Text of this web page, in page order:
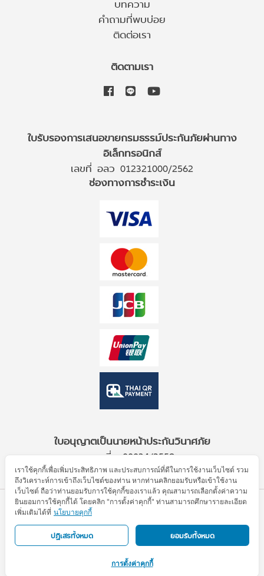
บทความ
คำถามที่พบบ่อย
ติดต่อเรา
ติดตามเรา
ใบรับรองการเสนอขายกรมธรรม์ประกันภัยผ่านทาง
อิเล็กทรอนิกส์
เลขที่ อลว 012321000/2562
ช่องทางการชำระเงิน
ใบอนุญาตเป็นนายหน้าประกันวินาศภัย
เลขที่ ว00034/2559
© Allianz Partners 2026. All Rights Reserved.
แผนผังเว็บไซต์
with services provided by AWP Services (Thailand) Co., Ltd.
เราใช้คุกกี้เพื่อเพิ่มประสิทธิภาพ และประสบการณ์ที่ดีในการใช้งานเว็บไซต์ รวม
ถึงวิเคราะห์การเข้าถึงเว็บไซต์ของท่าน หากท่านคลิกยอมรับหรือเข้าใช้งาน
เว็บไซต์ ถือว่าท่านยอมรับการใช้คุกกี้ของเราแล้ว คุณสามารถเลือกตั้งค่าความ
ยินยอมการใช้คุกกี้ได้ โดยคลิก "การตั้งค่าคุกกี้" ท่านสามารถศึกษารายละเอียด
เพิ่มเติมได้ที่ นโยบายคุกกี้
ปฏิเสธทั้งหมด ยอมรับทั้งหมด
การตั้งค่าคุกกี้